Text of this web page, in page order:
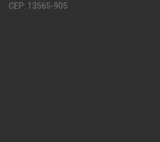
CEP: 13565-905